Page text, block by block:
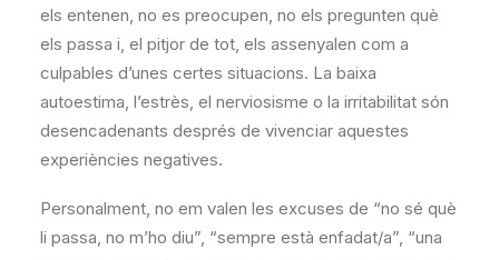
els entenen, no es preocupen, no els pregunten què
els passa i, el pitjor de tot, els assenyalen com a
culpables d’unes certes situacions. La baixa
autoestima, l’estrès, el nerviosisme o la irritabilitat són
desencadenants després de vivenciar aquestes
experiències negatives.
Personalment, no em valen les excuses de “no sé què
li passa, no m’ho diu”, “sempre està enfadat/a”, “una